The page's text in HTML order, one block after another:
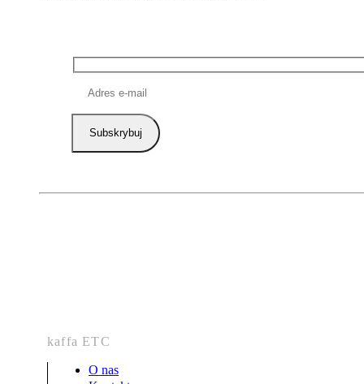
kaffa ETC
O nas